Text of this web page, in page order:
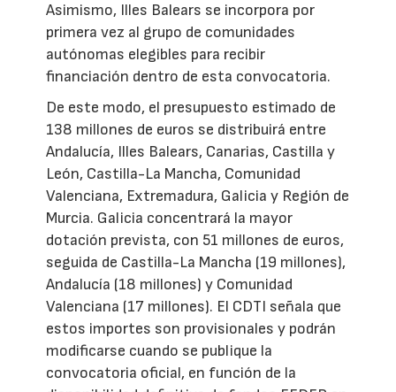
Asimismo, Illes Balears se incorpora por
primera vez al grupo de comunidades
autónomas elegibles para recibir
financiación dentro de esta convocatoria.
De este modo, el presupuesto estimado de
138 millones de euros se distribuirá entre
Andalucía, Illes Balears, Canarias, Castilla y
León, Castilla-La Mancha, Comunidad
Valenciana, Extremadura, Galicia y Región de
Murcia. Galicia concentrará la mayor
dotación prevista, con 51 millones de euros,
seguida de Castilla-La Mancha (19 millones),
Andalucía (18 millones) y Comunidad
Valenciana (17 millones). El CDTI señala que
estos importes son provisionales y podrán
modificarse cuando se publique la
convocatoria oficial, en función de la